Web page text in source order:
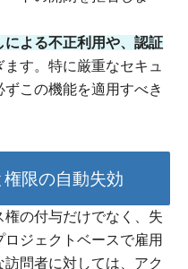
による不正利用や、認証
ます。特に厳重なセキュ
この機能を適用すべき
限の自動失効
権の付与だけでなく、失
ジェクトベースで雇用
問者に対しては、アク